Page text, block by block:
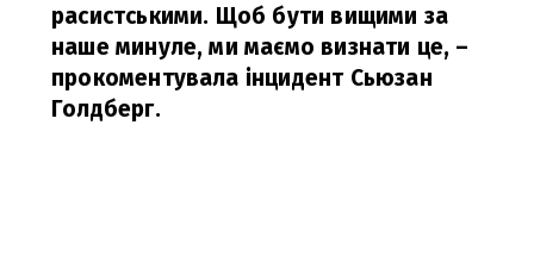
расистськими. Щоб бути вищими за
наше минуле, ми маємо визнати це, –
прокоментувала інцидент Сьюзан
Голдберг.